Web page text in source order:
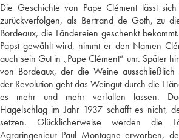
Die Geschichte von Pape Clément lässt
zurückverfolgen, als Bertrand de Goth, zu
Bordeaux, die Ländereien geschenkt
Papst gewählt wird, nimmt er den Namen
auch sein Gut in „Pape Clément“ um. Später
von Bordeaux, der die Weine ausschließlich
der Revolution geht das Weingut durch die
es mehr und mehr verfallen lassen.
Hagelschlag im Jahr 1937 schafft es nicht,
setzen. Glücklicherweise werden die
Agraringenieur Paul Montagne erworben,